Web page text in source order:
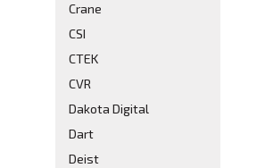
Crane
CSI
CTEK
CVR
Dakota Digital
Dart
Deist